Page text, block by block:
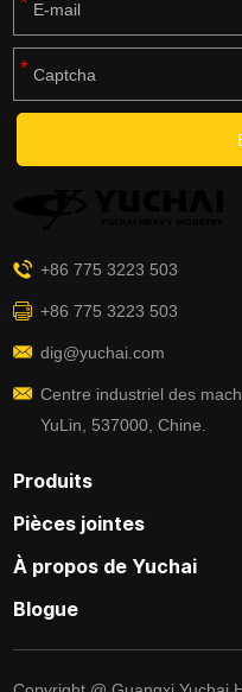
+86 775 3223 503
+86 775 3223 503
dig@yuchai.com
Centre industriel des
YuLin, 537000, Chine.
Produits
Pièces jointes
À propos de Yuchai
Blogue